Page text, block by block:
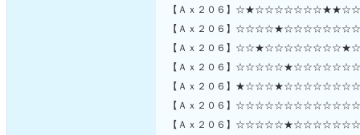
【Ａｘ２０６】
【Ａｘ２０６】
【Ａｘ２０６】
【Ａｘ２０６】
【Ａｘ２０６】
【Ａｘ２０６】
【Ａｘ２０６】